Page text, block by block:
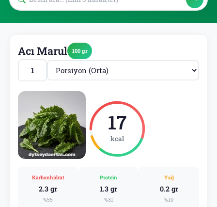
Acı Marul 100 gr
17
kcal
Karbonhidrat
2.3 gr
%55
Protein
1.3 gr
%31
Yağ
0.2 gr
%10